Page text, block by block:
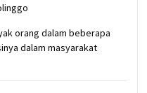
orang dalam beberapa
dalam masyarakat